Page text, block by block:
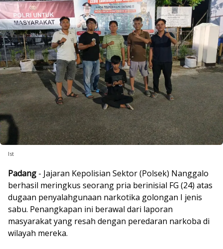
Ist
Padang - Jajaran Kepolisian Sektor (Polsek) Nanggalo
berhasil meringkus seorang pria berinisial FG (24) atas
dugaan penyalahgunaan narkotika golongan I jenis
sabu. Penangkapan ini berawal dari laporan
masyarakat yang resah dengan peredaran narkoba di
wilayah mereka.